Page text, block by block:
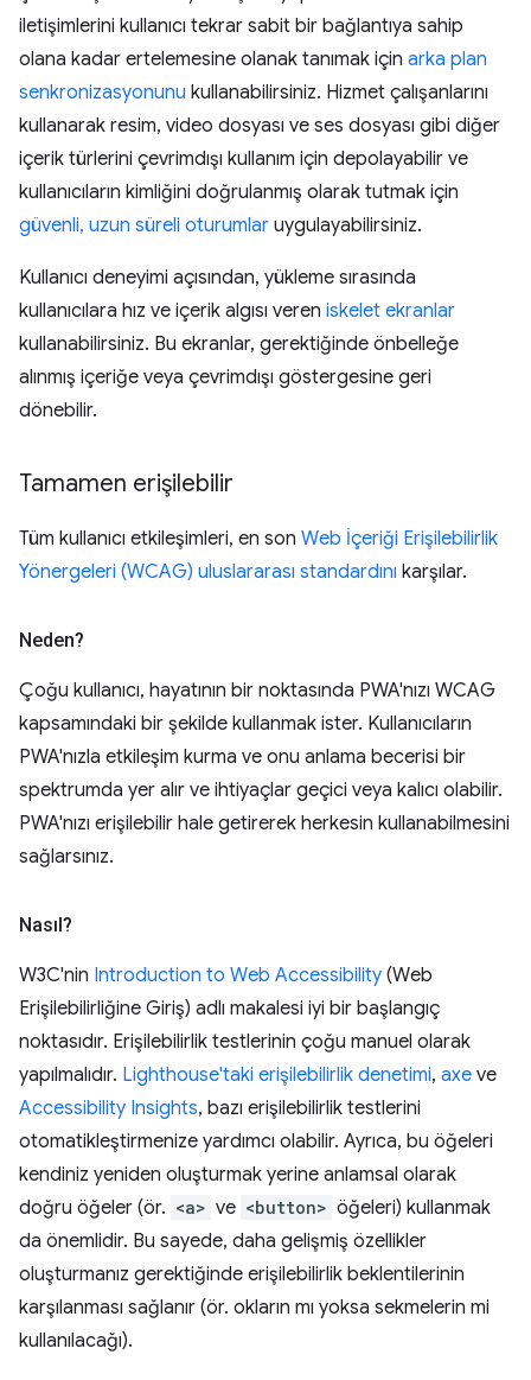
iletişimlerini kullanıcı tekrar sabit bir bağlantıya sahip
olana kadar ertelemesine olanak tanımak için arka plan
senkronizasyonunu kullanabilirsiniz. Hizmet çalışanlarını
kullanarak resim, video dosyası ve ses dosyası gibi diğer
içerik türlerini çevrimdışı kullanım için depolayabilir ve
kullanıcıların kimliğini doğrulanmış olarak tutmak için
güvenli, uzun süreli oturumlar uygulayabilirsiniz.
Kullanıcı deneyimi açısından, yükleme sırasında
kullanıcılara hız ve içerik algısı veren iskelet ekranlar
kullanabilirsiniz. Bu ekranlar, gerektiğinde önbelleğe
alınmış içeriğe veya çevrimdışı göstergesine geri
dönebilir.
Tamamen erişilebilir
Tüm kullanıcı etkileşimleri, en son Web İçeriği Erişilebilirlik
Yönergeleri (WCAG) uluslararası standardını karşılar.
Neden?
Çoğu kullanıcı, hayatının bir noktasında PWA'nızı WCAG
kapsamındaki bir şekilde kullanmak ister. Kullanıcıların
PWA'nızla etkileşim kurma ve onu anlama becerisi bir
spektrumda yer alır ve ihtiyaçlar geçici veya kalıcı olabilir.
PWA'nızı erişilebilir hale getirerek herkesin kullanabilmesini
sağlarsınız.
Nasıl?
W3C'nin Introduction to Web Accessibility (Web
Erişilebilirliğine Giriş) adlı makalesi iyi bir başlangıç
noktasıdır. Erişilebilirlik testlerinin çoğu manuel olarak
yapılmalıdır. Lighthouse'taki erişilebilirlik denetimi, axe ve
Accessibility Insights, bazı erişilebilirlik testlerini
otomatikleştirmenize yardımcı olabilir. Ayrıca, bu öğeleri
kendiniz yeniden oluşturmak yerine anlamsal olarak
doğru öğeler (ör. <a> ve <button> öğeleri) kullanmak
da önemlidir. Bu sayede, daha gelişmiş özellikler
oluşturmanız gerektiğinde erişilebilirlik beklentilerinin
karşılanması sağlanır (ör. okların mı yoksa sekmelerin mi
kullanılacağı).